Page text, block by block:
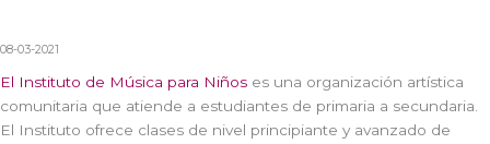
08-03-2021
El Instituto de Música para Niños es una organización artística
comunitaria que atiende a estudiantes de primaria a secundaria.
El Instituto ofrece clases de nivel principiante y avanzado de